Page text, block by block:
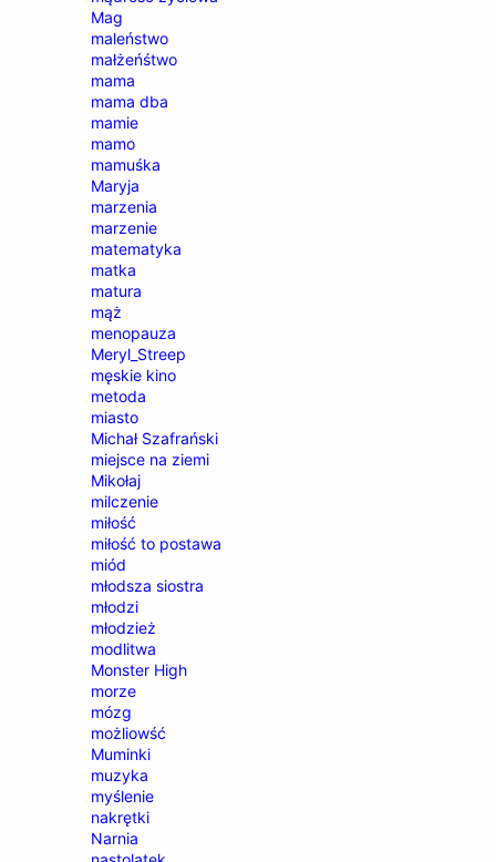
Mag
maleństwo
małżeńśtwo
mama
mama dba
mamie
mamo
mamuśka
Maryja
marzenia
marzenie
matematyka
matka
matura
mąż
menopauza
Meryl_Streep
męskie kino
metoda
miasto
Michał Szafrański
miejsce na ziemi
Mikołaj
milczenie
miłość
miłość to postawa
miód
młodsza siostra
młodzi
młodzież
modlitwa
Monster High
morze
mózg
możliowść
Muminki
muzyka
myślenie
nakrętki
Narnia